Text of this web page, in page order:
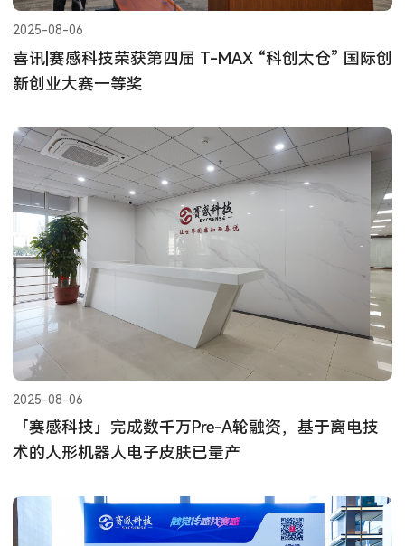
2025-08-06
喜讯|赛感科技荣获第四届 T-MAX “科创太仓” 国际创
新创业大赛一等奖
2025-08-06
「赛感科技」完成数千万Pre-A轮融资，基于离电技
术的人形机器人电子皮肤已量产